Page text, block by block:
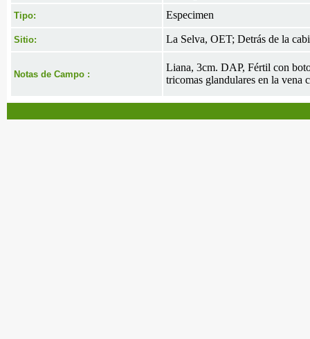
Tipo: Especimen
Sitio: La Selva, OET; Detrás de la
Notas de Campo :
Liana, 3cm. DAP, Fértil con
tricomas glandulares en la vena